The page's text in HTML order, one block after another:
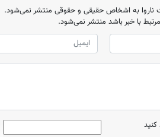
ناروا به اشخاص حقیقی و حقوقی منتشر نمی‌شود.
با خبر باشد منتشر نمی‌شود.